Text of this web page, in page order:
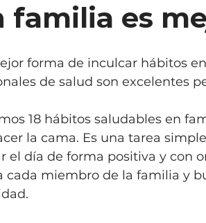
familia es
forma de inculcar hábitos
de salud son excelentes
18 hábitos saludables en
la cama. Es una tarea
el día de forma positiva y con
cada miembro de la familia y